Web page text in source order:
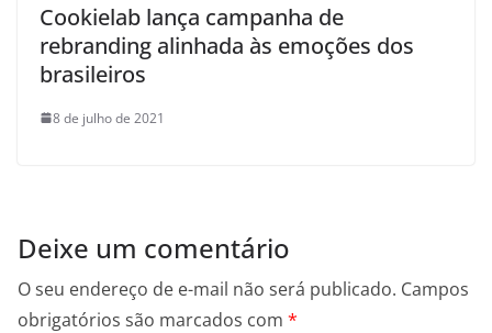
Cookielab lança campanha de
rebranding alinhada às emoções dos
brasileiros
8 de julho de 2021
Deixe um comentário
O seu endereço de e-mail não será publicado. Campos
obrigatórios são marcados com *